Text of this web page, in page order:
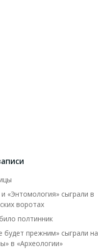
«Энтомология» сыграли в
воротах
полтинник
будет прежним» сыграли на
в «Археологии»